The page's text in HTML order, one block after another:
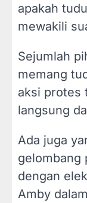
apakah
mewakili
Sejumlah
memang
aksi protes
langsung
Ada juga
gelombang
dengan
Amby